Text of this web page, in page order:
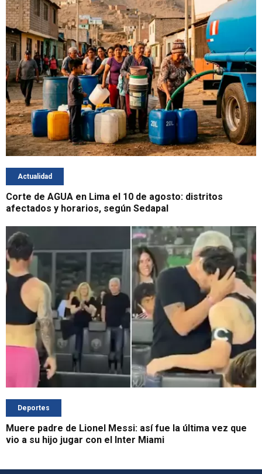
Actualidad
Corte de AGUA en Lima el 10 de agosto: distritos
afectados y horarios, según Sedapal
Deportes
Muere padre de Lionel Messi: así fue la última vez que
vio a su hijo jugar con el Inter Miami